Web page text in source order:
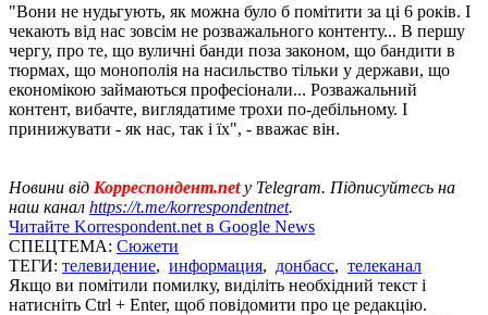
"Вони не нудьгують, як можна було б помітити за ці 6 років. І
чекають від нас зовсім не розважального контенту... В першу
чергу, про те, що вуличні банди поза законом, що бандити в
тюрмах, що монополія на насильство тільки у держави, що
економікою займаються професіонали... Розважальний
контент, вибачте, виглядатиме трохи по-дебільному. І
принижувати - як нас, так і їх", - вважає він.
Новини від Корреспондент.net у Telegram. Підписуйтесь на
наш канал https://t.me/korrespondentnet.
Читайте Korrespondent.net в Google News
СПЕЦТЕМА: Сюжети
ТЕГИ: телевидение, информация, донбасс, телеканал
Якщо ви помітили помилку, виділіть необхідний текст і
натисніть Ctrl + Enter, щоб повідомити про це редакцію.